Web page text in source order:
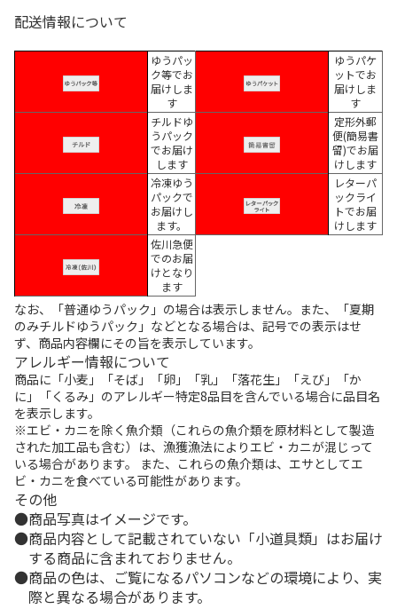
配送情報について
ゆうパッ
ク等でお
届けしま
す
ゆうパケ
ットでお
届けしま
す
チルドゆ
うパック
でお届け
します
定形外郵
便(簡易書
留)でお届
けします
冷凍ゆう
パックで
お届けし
ます。
レターパ
ックライ
トでお届
けします
佐川急便
でのお届
けとなり
ます
なお、「普通ゆうパック」の場合は表示しません。また、「夏期
のみチルドゆうパック」などとなる場合は、記号での表示はせ
ず、商品内容欄にその旨を表示しています。
アレルギー情報について
商品に「小麦」「そば」「卵」「乳」「落花生」「えび」「か
に」「くるみ」のアレルギー特定8品目を含んでいる場合に品目名
を表示します。
※エビ・カニを除く魚介類（これらの魚介類を原材料として製造
された加工品も含む）は、漁獲漁法によりエビ・カニが混じって
いる場合があります。 また、これらの魚介類は、エサとしてエ
ビ・カニを食べている可能性があります。
その他
商品写真はイメージです。
商品内容として記載されていない「小道具類」はお届け
する商品に含まれておりません。
商品の色は、ご覧になるパソコンなどの環境により、実
際と異なる場合があります。